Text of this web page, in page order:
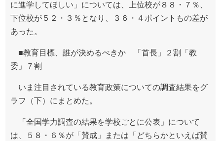
に進学してほしい」については、上位校が８８・７％、
下位校が５２・３％となり、３６・４ポイントもの差が
あった。
■教育目標、誰が決めるべきか 「首長」２割「教
委」７割
いま注目されている教育政策についての調査結果をグ
ラフ（下）にまとめた。
「全国学力調査の結果を学校ごとに公表」について
は、５８・６％が「賛成」または「どちらかといえば賛